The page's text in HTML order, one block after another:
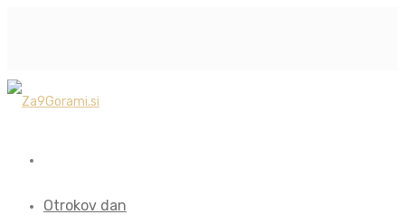
Otrokov dan